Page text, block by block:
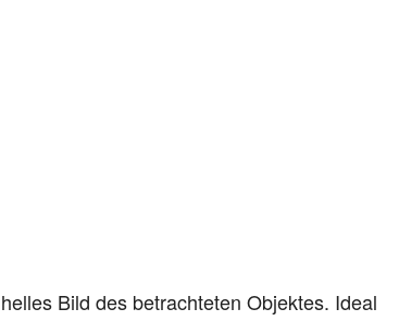
Bild des betrachteten Objektes. Ideal